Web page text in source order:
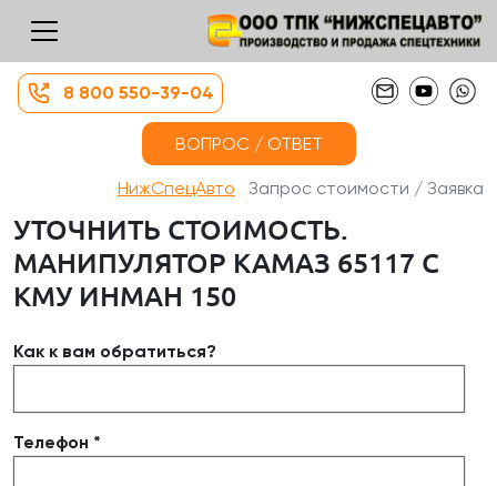
8 800 550-39-04
ВОПРОС / ОТВЕТ
НижСпецАвто Запрос стоимости / Заявка
УТОЧНИТЬ СТОИМОСТЬ.
МАНИПУЛЯТОР КАМАЗ 65117 С
КМУ ИНМАН 150
Как к вам обратиться?
Телефон *